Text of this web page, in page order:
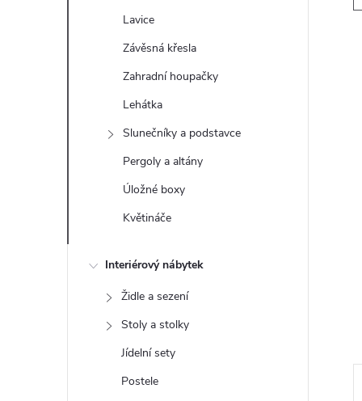
Lavice
Závěsná křesla
Zahradní houpačky
Lehátka
Slunečníky a podstavce
Pergoly a altány
Úložné boxy
Květináče
Interiérový nábytek
Židle a sezení
Stoly a stolky
Jídelní sety
Postele